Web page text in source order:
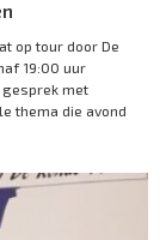
op tour door De
19:00 uur
gesprek met
thema die avond